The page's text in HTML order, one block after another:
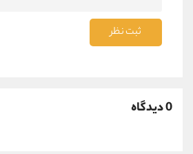
ثبت نظر
0 دیدگاه